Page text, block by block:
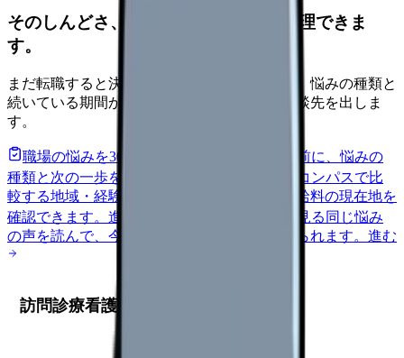
そのしんどさ、転職すべきサインか整理できま
す。
まだ転職すると決めていなくても大丈夫です。悩みの種類と
続いている期間から、次に見るべき記事と相談先を出しま
す。
職場の悩みを30秒で診断
辞めるべきか迷う前に、悩みの
種類と次の一歩を整理します。
給料コンパスで比
較する地域・経験年数・施設形態から、今の給料の現在地を
確認できます。 進む 匿名掲示板で本音を見る 同じ悩み
の声を読んで、今の職場だけの問題か確かめられます。 進む
訪問診療看護師の求人市場最新動向